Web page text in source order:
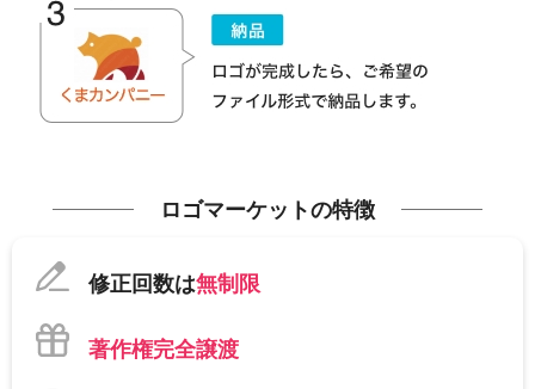
ロゴマーケットの特徴
修正回数は無制限
著作権完全譲渡